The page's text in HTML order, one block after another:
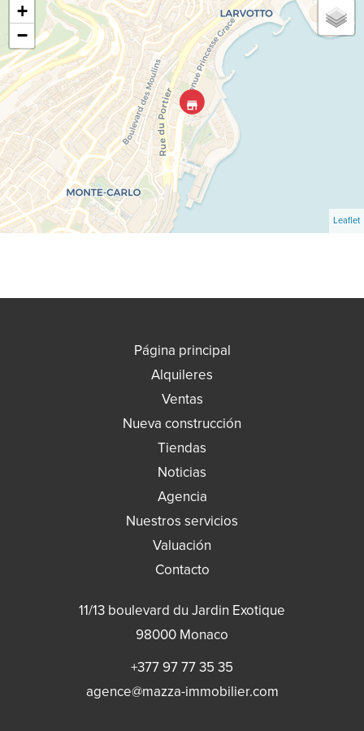
+
−
Leaflet
Página principal
Alquileres
Ventas
Nueva construcción
Tiendas
Noticias
Agencia
Nuestros servicios
Valuación
Contacto
11/13 boulevard du Jardin Exotique
98000 Monaco
+377 97 77 35 35
agence@mazza-immobilier.com